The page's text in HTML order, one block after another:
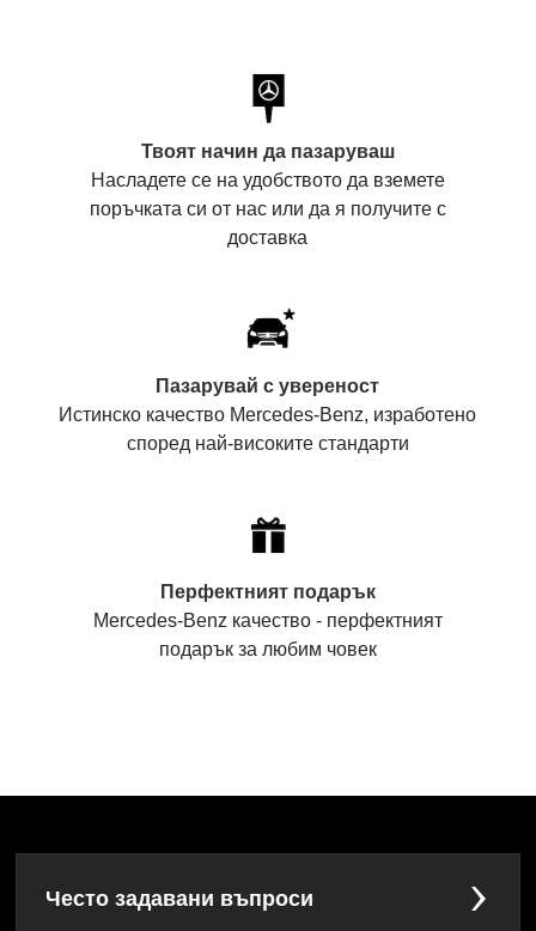
Твоят начин да пазаруваш
Насладете се на удобството да вземете
поръчката си от нас или да я получите с
доставка
Пазарувай с увереност
Истинско качество Mercedes-Benz, изработено
според най-високите стандарти
Перфектният подарък
Mercedes-Benz качество - перфектният
подарък за любим човек
Често задавани въпроси